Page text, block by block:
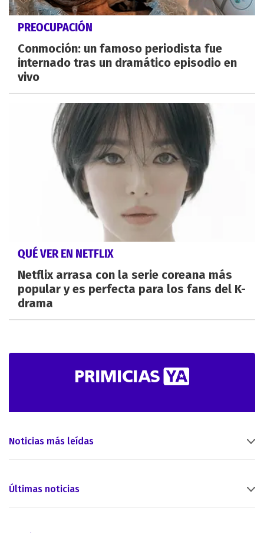
PREOCUPACIÓN
Conmoción: un famoso periodista fue
internado tras un dramático episodio en
vivo
QUÉ VER EN NETFLIX
Netflix arrasa con la serie coreana más
popular y es perfecta para los fans del K-
drama
Noticias más leídas
Últimas noticias